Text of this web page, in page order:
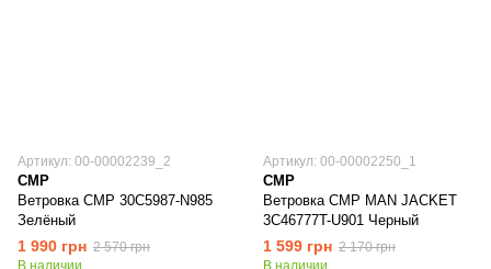
Артикул: 00-00002239_2
CMP
Ветровка CMP 30C5987-N985
Зелёный
1 990 грн 2 570 грн
В наличии
Артикул: 00-00002250_1
CMP
Ветровка CMP MAN JACKET
3C46777T-U901 Черный
1 599 грн 2 170 грн
В наличии